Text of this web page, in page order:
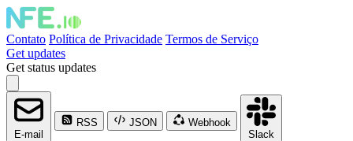
Contato Política de Privacidade Termos de Serviço
Get updates
Get status updates
E-mail
RSS JSON
Webhook
Slack